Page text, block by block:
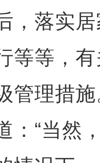
，落实
等等，
管理措
“当然，